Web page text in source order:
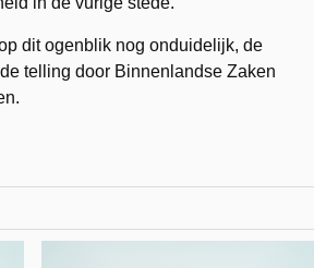
dit ogenblik nog onduidelijk, de
telling door Binnenlandse Zaken